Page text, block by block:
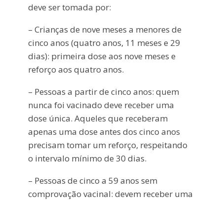
deve ser tomada por:
– Crianças de nove meses a menores de
cinco anos (quatro anos, 11 meses e 29
dias): primeira dose aos nove meses e
reforço aos quatro anos.
– Pessoas a partir de cinco anos: quem
nunca foi vacinado deve receber uma
dose única. Aqueles que receberam
apenas uma dose antes dos cinco anos
precisam tomar um reforço, respeitando
o intervalo mínimo de 30 dias.
– Pessoas de cinco a 59 anos sem
comprovação vacinal: devem receber uma